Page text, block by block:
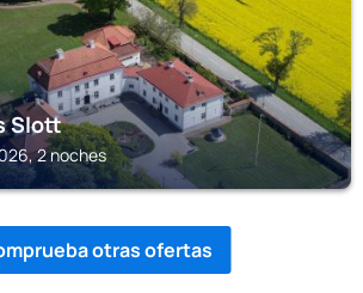
Slott
2 noches
otras ofertas